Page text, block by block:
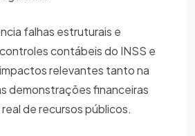
falhas estruturais e
contábeis do INSS e
relevantes tanto na
demonstrações financeiras
de recursos públicos.